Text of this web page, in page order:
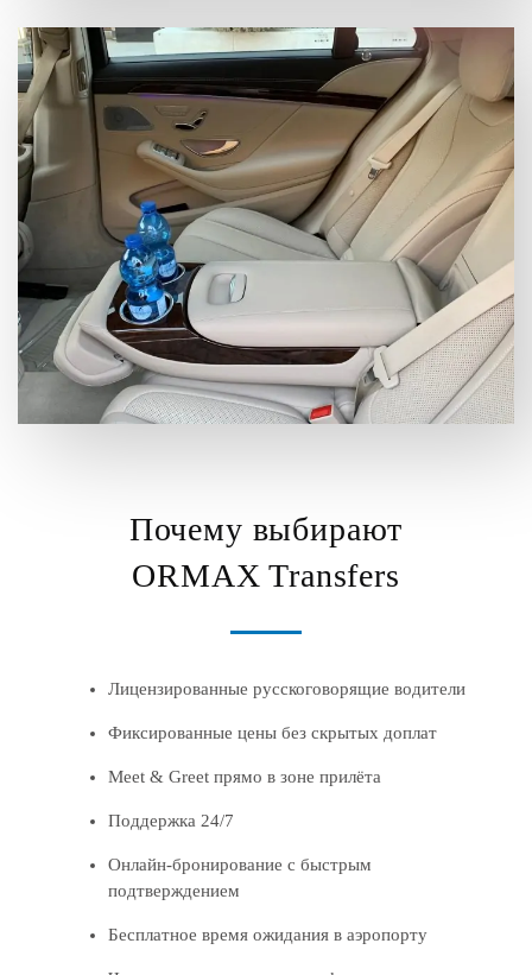
Почему выбирают
ORMAX Transfers
Лицензированные русскоговорящие водители
Фиксированные цены без скрытых доплат
Meet & Greet прямо в зоне прилёта
Поддержка 24/7
Онлайн-бронирование с быстрым
подтверждением
Бесплатное время ожидания в аэропорту